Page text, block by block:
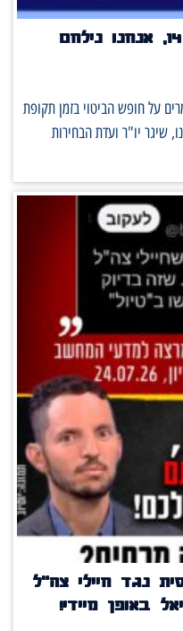
לא יסתמו את הפה לערוץ 14, אנחנו נילחם
תרצו שומרים על חופש הביטוי בזמן תקופת
שיגר יו"ר ועדת הבחירות
נגד חיילי צה"ל
באופן מיידי!